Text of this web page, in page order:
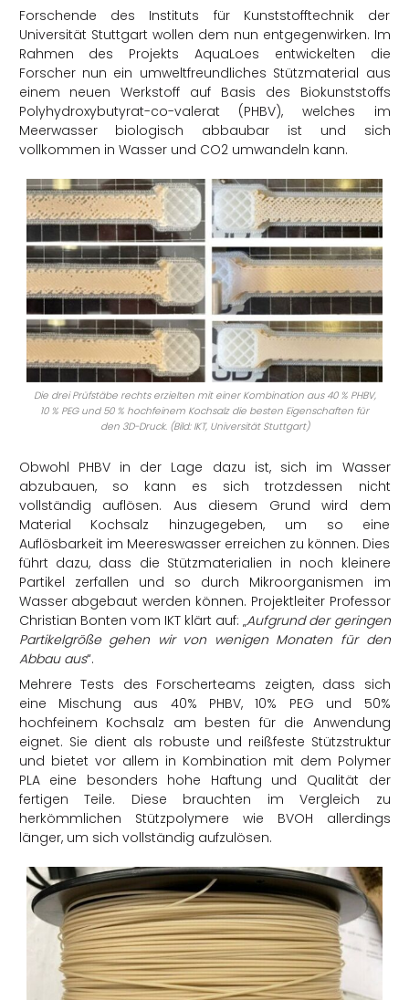
Forschende des Instituts für Kunststofftechnik der
Universität Stuttgart wollen dem nun entgegenwirken. Im
Rahmen des Projekts AquaLoes entwickelten die
Forscher nun ein umweltfreundliches Stützmaterial aus
einem neuen Werkstoff auf Basis des Biokunststoffs
Polyhydroxybutyrat-co-valerat (PHBV), welches im
Meerwasser biologisch abbaubar ist und sich
vollkommen in Wasser und CO2 umwandeln kann.
Die drei Prüfstäbe rechts erzielten mit einer Kombination aus 40 % PHBV,
10 % PEG und 50 % hochfeinem Kochsalz die besten Eigenschaften für
den 3D-Druck. (Bild: IKT, Universität Stuttgart)
Obwohl PHBV in der Lage dazu ist, sich im Wasser
abzubauen, so kann es sich trotzdessen nicht
vollständig auflösen. Aus diesem Grund wird dem
Material Kochsalz hinzugegeben, um so eine
Auflösbarkeit im Meereswasser erreichen zu können. Dies
führt dazu, dass die Stützmaterialien in noch kleinere
Partikel zerfallen und so durch Mikroorganismen im
Wasser abgebaut werden können. Projektleiter Professor
Christian Bonten vom IKT klärt auf: „Aufgrund der geringen
Partikelgröße gehen wir von wenigen Monaten für den
Abbau aus“.
Mehrere Tests des Forscherteams zeigten, dass sich
eine Mischung aus 40% PHBV, 10% PEG und 50%
hochfeinem Kochsalz am besten für die Anwendung
eignet. Sie dient als robuste und reißfeste Stützstruktur
und bietet vor allem in Kombination mit dem Polymer
PLA eine besonders hohe Haftung und Qualität der
fertigen Teile. Diese brauchten im Vergleich zu
herkömmlichen Stützpolymere wie BVOH allerdings
länger, um sich vollständig aufzulösen.